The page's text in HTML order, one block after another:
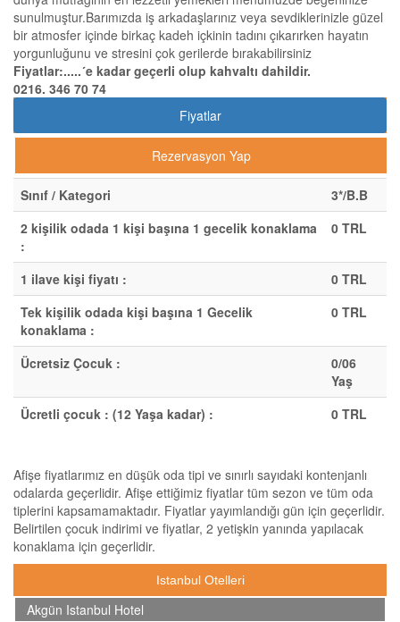
sunulmuştur.Barımızda iş arkadaşlarınız veya sevdiklerinizle güzel
bir atmosfer içinde birkaç kadeh içkinin tadını çıkarırken hayatın
yorgunluğunu ve stresini çok gerilerde bırakabilirsiniz
Fiyatlar:.....´e kadar geçerli olup kahvaltı dahildir.
0216. 346 70 74
Fiyatlar
Rezervasyon Yap
Sınıf / Kategori
3*/B.B
2 kişilik odada 1 kişi başına 1 gecelik konaklama
:
0 TRL
1 ilave kişi fiyatı :
0 TRL
Tek kişilik odada kişi başına 1 Gecelik
konaklama :
0 TRL
Ücretsiz Çocuk :
0/06
Yaş
Ücretli çocuk : (12 Yaşa kadar) :
0 TRL
Afişe fiyatlarımız en düşük oda tipi ve sınırlı sayıdaki kontenjanlı
odalarda geçerlidir. Afişe ettiğimiz fiyatlar tüm sezon ve tüm oda
tiplerini kapsamamaktadır. Fiyatlar yayımlandığı gün için geçerlidir.
Belirtilen çocuk indirimi ve fiyatlar, 2 yetişkin yanında yapılacak
konaklama için geçerlidir.
Istanbul Otelleri
Akgün Istanbul Hotel